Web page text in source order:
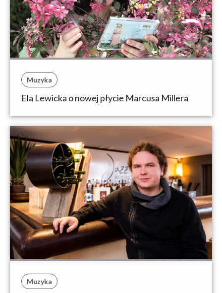
Muzyka
Ela Lewicka o nowej płycie Marcusa Millera
Muzyka